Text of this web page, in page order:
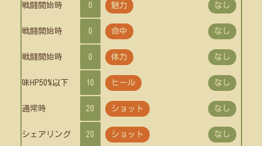
戦闘開始時 0 魅力 なし
戦闘開始時 0 命中 なし
戦闘開始時 0 体力 なし
味HP50%以下 10 ヒール なし
通常時 20 ショット なし
シェアリング 20 ショット なし